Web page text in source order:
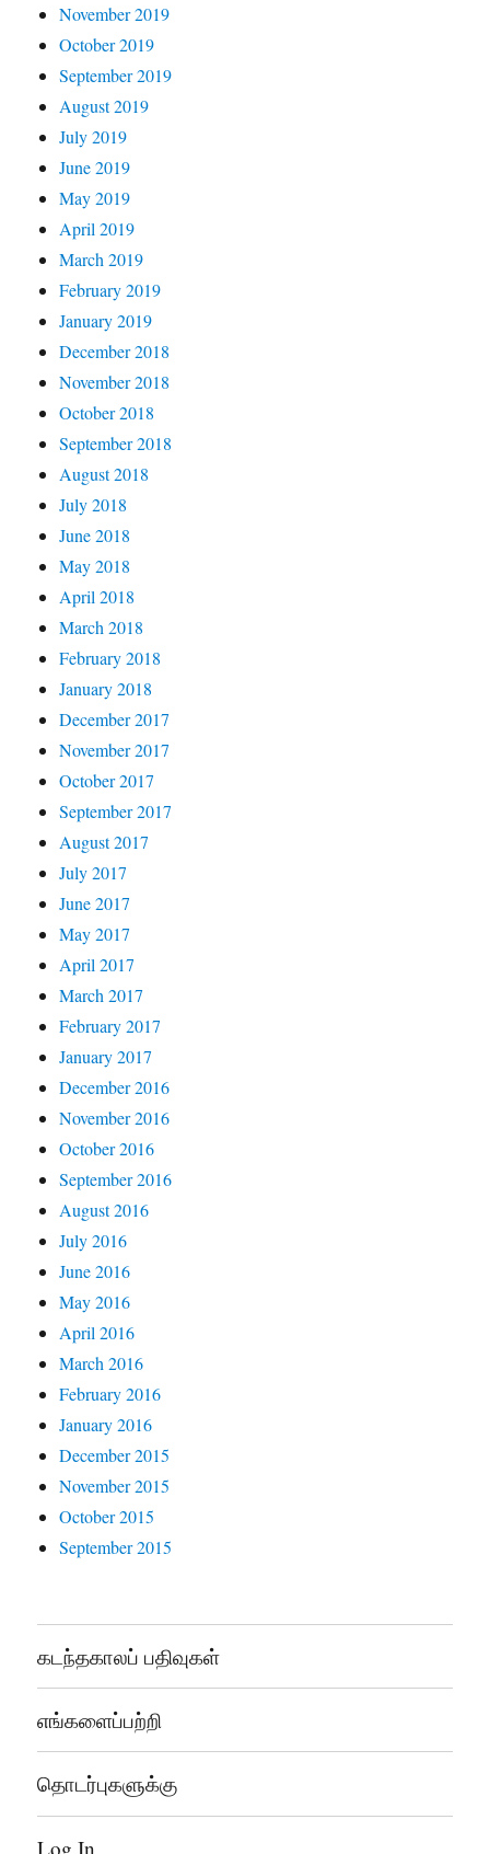
November 2019
October 2019
September 2019
August 2019
July 2019
June 2019
May 2019
April 2019
March 2019
February 2019
January 2019
December 2018
November 2018
October 2018
September 2018
August 2018
July 2018
June 2018
May 2018
April 2018
March 2018
February 2018
January 2018
December 2017
November 2017
October 2017
September 2017
August 2017
July 2017
June 2017
May 2017
April 2017
March 2017
February 2017
January 2017
December 2016
November 2016
October 2016
September 2016
August 2016
July 2016
June 2016
May 2016
April 2016
March 2016
February 2016
January 2016
December 2015
November 2015
October 2015
September 2015
கடந்தகாலப் பதிவுகள்
எங்களைப்பற்றி
தொடர்புகளுக்கு
Log In